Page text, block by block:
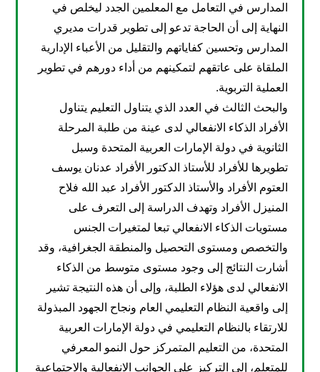
المدارس في التعامل مع المعلمين الجدد ليخلص في
النهاية إلى أن الحاجة تدعو إلى تطوير قدرات مديري
المدارس وتحسين كفاياتهم والتقليل من الأعباء الإدارية
الملقاة على عاتقهم لتمكينهم من أداء دورهم في تطوير
العملية التربوية.
والبحث الثالث في العدد الذي يتناول التعليم يتناول
الأفراد الذكاء الانفعالي لدى عينة من طلبة المرحلة
الثانوية في دولة الإمارات العربية المتحدة وسبل
تطويرها للأفراد للأستاذ الدكتور الأفراد عدنان يوسف
العتوم الأفراد والأستاذ الدكتور الأفراد عبد الله فلاح
المنيزل الأفراد وتهدف الدراسة إلى التعرف على
مستويات الذكاء الانفعالي تبعا لمتغيرات الجنس
والتخصص ومستوى التحصيل والمنطقة الجغرافية، وقد
أشارت النتائج إلى وجود مستوى متوسط من الذكاء
الانفعالي لدى هؤلاء الطلبة، وإلى أن هذه النتيجة تشير
إلى واقعية النظام التعليمي العام ونجاح الجهود المبذولة
للارتقاء بالنظام التعليمي في دولة الإمارات العربية
المتحدة، من التعليم المتمركز حول النمو المعرفي
للمتعلم، إلى التركيز على الجوانب الانفعالية والاجتماعية